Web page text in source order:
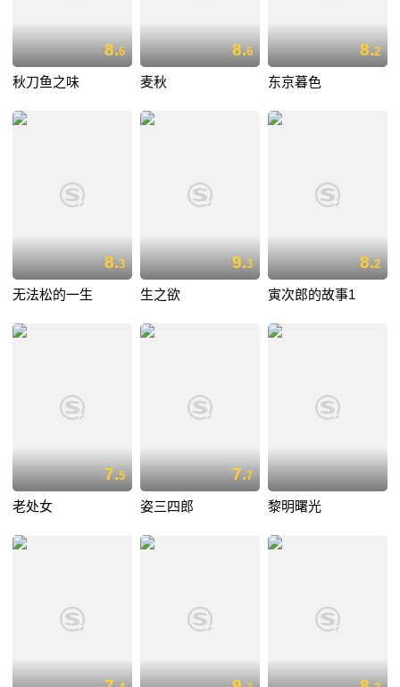
8.6
秋刀鱼之味
8.6
麦秋
8.2
东京暮色
8.3
无法松的一生
9.3
生之欲
8.2
寅次郎的故事1
7.5
老处女
7.7
姿三四郎 黎明曙光